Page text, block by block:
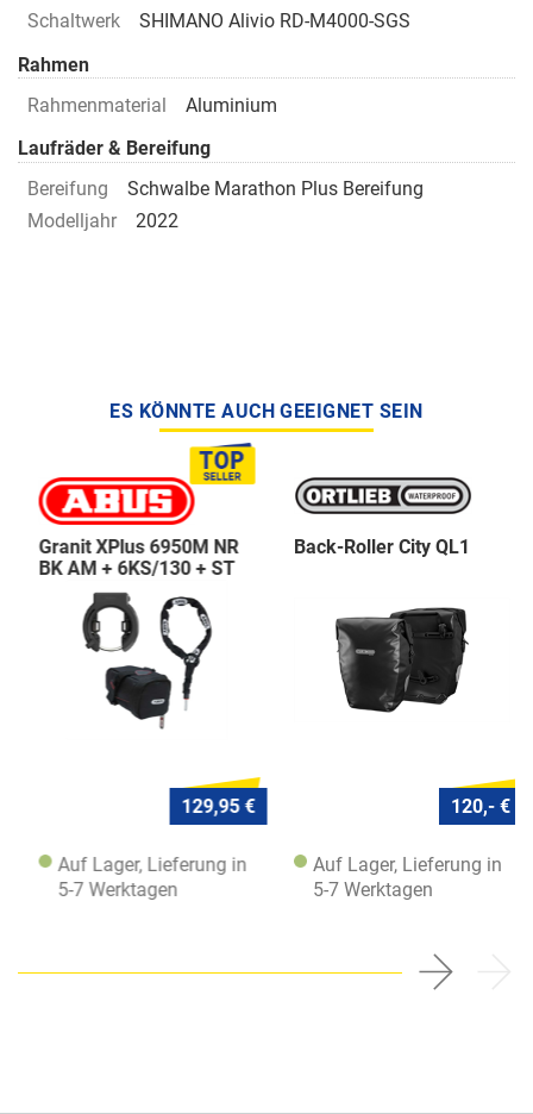
Schaltwerk
SHIMANO Alivio RD-M4000-SGS
Rahmen
Rahmenmaterial
Aluminium
Laufräder & Bereifung
Bereifung
Schwalbe Marathon Plus Bereifung
Modelljahr
2022
ES KÖNNTE AUCH GEEIGNET SEIN
Granit XPlus 6950M NR
BK AM + 6KS/130 + ST
129,95 €
Auf Lager, Lieferung in
5-7 Werktagen
Back-Roller City QL1
120,- €
Auf Lager, Lieferung in
5-7 Werktagen